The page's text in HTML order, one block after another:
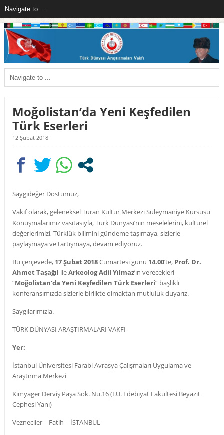
Moğolistan’da Yeni Keşfedilen
Türk Eserleri
12 Şubat 2018
Saygıdeğer Dostumuz,
Vakıf olarak, geleneksel Turan Kültür Merkezi Süleymaniye Kürsüsü
Konuşmalarımız vasıtasıyla, Türk Dünyası’nın meselelerini, kültürel
değerlerimizi, Türklük bilimini gündeme taşımaya, sizlerle
paylaşmaya ve tartışmaya, devam ediyoruz.
Bu çerçevede, 17 Şubat 2018Cumartesi günü 14.00’te, Prof. Dr.
Ahmet Taşağıl ileArkeolog Adil Yılmaz’ın verecekleri
“Moğolistan’da Yeni Keşfedilen Türk Eserleri” başlıklı
konferansımızda sizlerle birlikte olmaktan mutluluk duyarız.
Saygılarımızla.
TÜRK DÜNYASI ARAŞTIRMALARI VAKFI
Yer:
İstanbul Üniversitesi Farabi Avrasya Çalışmaları Uygulama ve
Araştırma Merkezi
Kimyager Derviş Paşa Sok. Nu.16 (İ.Ü. Edebiyat Fakültesi Beyazıt
Cephesi Yanı)
Vezneciler – Fatih – İSTANBUL